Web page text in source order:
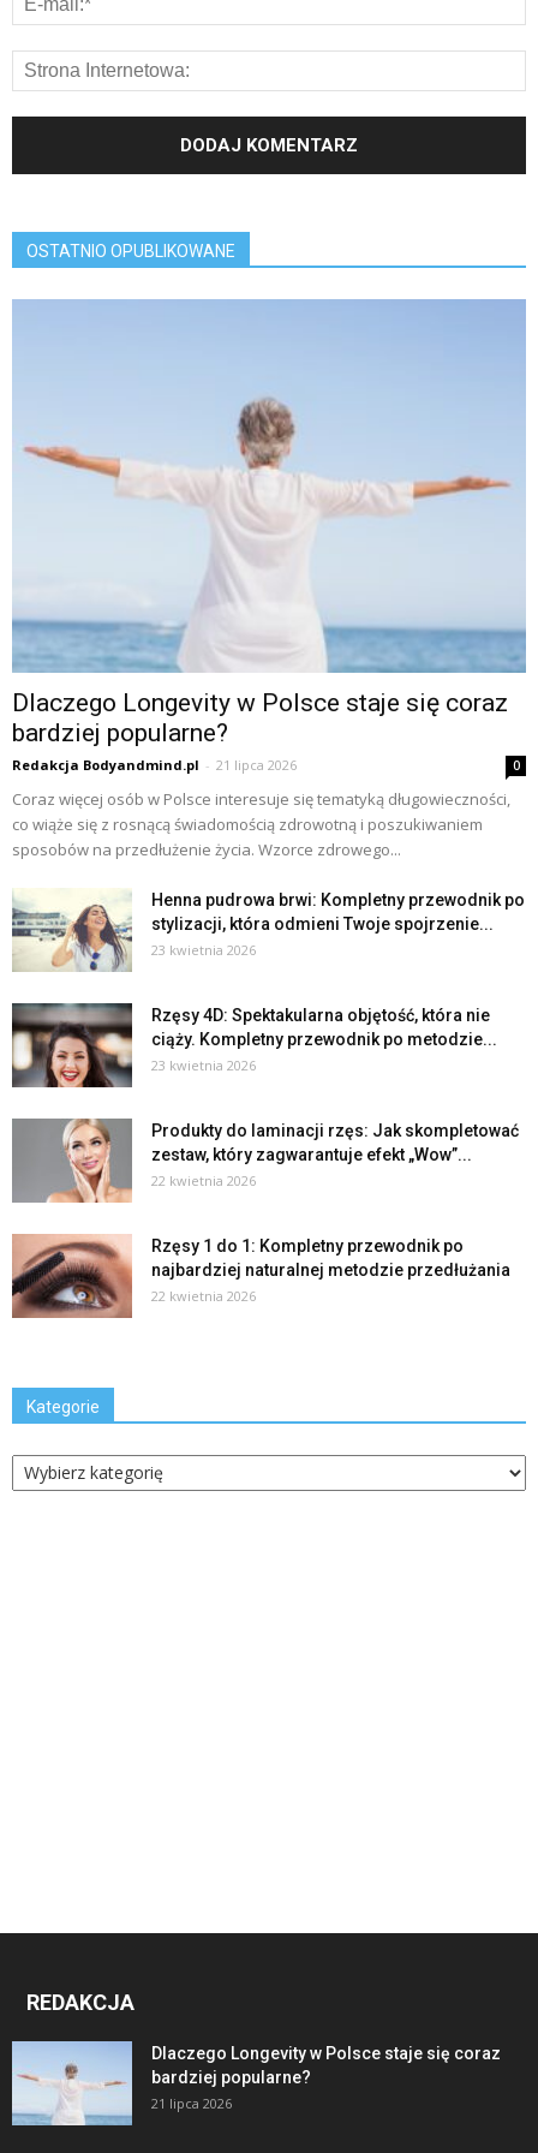
OSTATNIO OPUBLIKOWANE
Dlaczego Longevity w Polsce staje się coraz
bardziej popularne?
Redakcja Bodyandmind.pl - 21 lipca 2026 0
Coraz więcej osób w Polsce interesuje się tematyką długowieczności,
co wiąże się z rosnącą świadomością zdrowotną i poszukiwaniem
sposobów na przedłużenie życia. Wzorce zdrowego...
Henna pudrowa brwi: Kompletny przewodnik po
stylizacji, która odmieni Twoje spojrzenie...
23 kwietnia 2026
Rzęsy 4D: Spektakularna objętość, która nie
ciąży. Kompletny przewodnik po metodzie...
23 kwietnia 2026
Produkty do laminacji rzęs: Jak skompletować
zestaw, który zagwarantuje efekt „Wow”...
22 kwietnia 2026
Rzęsy 1 do 1: Kompletny przewodnik po
najbardziej naturalnej metodzie przedłużania
22 kwietnia 2026
Kategorie
Kategorie
REDAKCJA
Dlaczego Longevity w Polsce staje się coraz
bardziej popularne?
21 lipca 2026